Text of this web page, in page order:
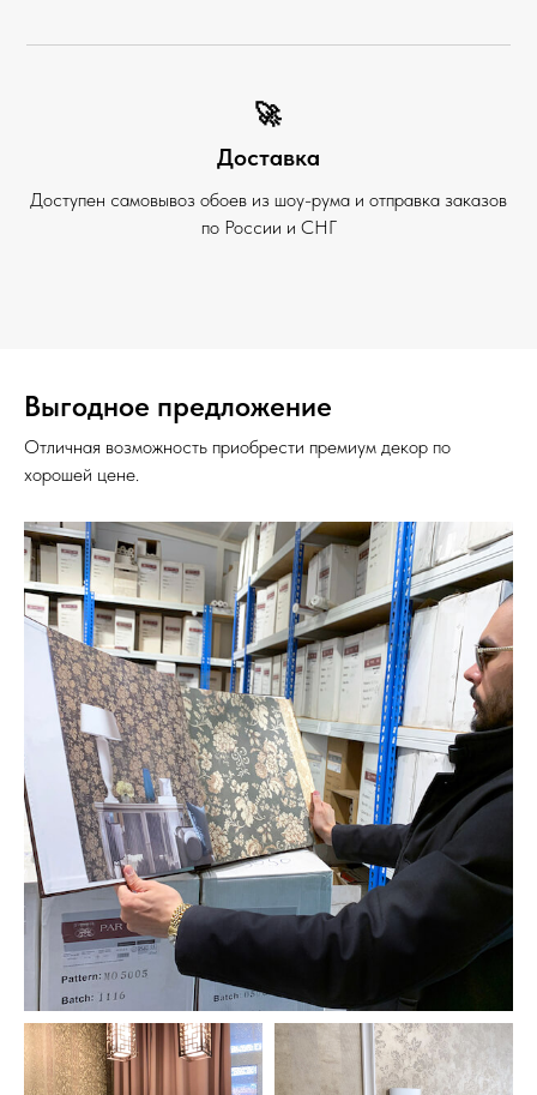
🚀
Доставка
Доступен самовывоз обоев из шоу-рума и отправка заказов
по России и СНГ
Выгодное предложение
Отличная возможность приобрести премиум декор по
хорошей цене.